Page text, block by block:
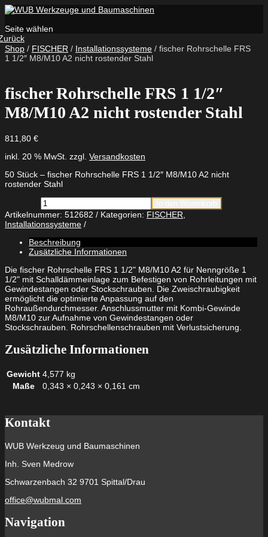
Seite wählen
Shop / FISCHER / Installationssysteme / fischer Rohrschelle FRS
1 1/2″ M8/M10 A2 nicht rostender Stahl
fischer Rohrschelle FRS 1 1/2″
M8/M10 A2 nicht rostender Stahl
811,80 €
inkl. 20 % MwSt. zzgl. Versandkosten
50 Stück – fischer Rohrschelle FRS 1 1/2″ M8/M10 A2 nicht
rostender Stahl
fischer
Rohrschelle
FRS
1
1/2"
M8/M10
A2
nicht
rostender
Stahl
Menge
Artikelnummer: 512682 Kategorien: FISCHER
Installationssysteme
Beschreibung
Zusätzliche Informationen
Die fischer Rohrschelle FRS 1 1/2" M8/M10 A2 für Nenngröße 1
1/2" mit Schalldämmeinlage zum Befestigen von Rohrleitungen mit
Gewindestangen oder Stockschrauben. Die Zweischraubigkeit
ermöglicht die optimierte Anpassung auf den
Rohraußendurchmesser. Anschlussmutter mit Kombi-Gewinde
M8/M10 zur Aufnahme von Gewindestangen oder
Stockschrauben. Rohrschellenschrauben mit Verlustsicherung.
Zusätzliche Informationen
Gewicht 4,577 kg
Maße
0,343 × 0,243 × 0,161 cm
Kontakt
WUB Werkzeug und Baumaschinen
Inh. Sven Medrow
Schwarzenbach 32 9701 Spittal/Drau
office@wubmal.com
Navigation